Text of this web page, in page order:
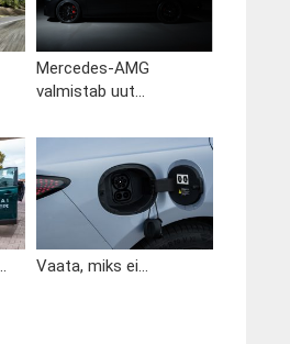
Mercedes-AMG
valmistab uut...
Vaata, miks ei...